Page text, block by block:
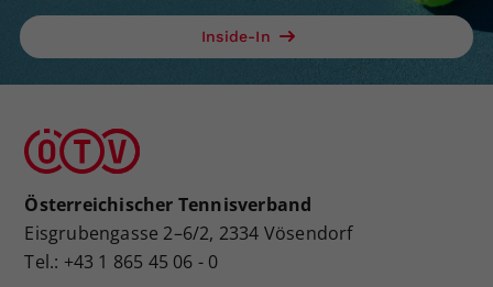
Inside-In
Österreichischer Tennisverband
Eisgrubengasse 2–6/2, 2334 Vösendorf
Tel.: +43 1 865 45 06 - 0